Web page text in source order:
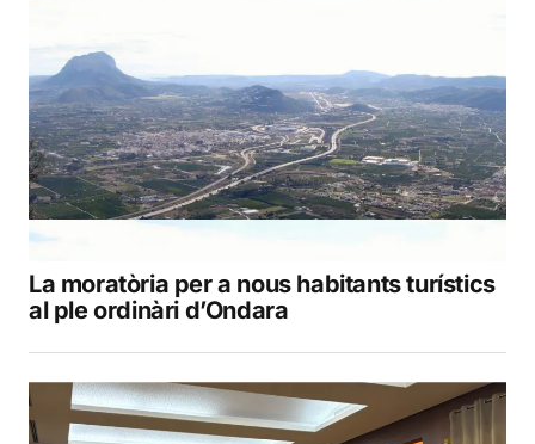
La moratòria per a nous habitants turístics
al ple ordinàri d’Ondara